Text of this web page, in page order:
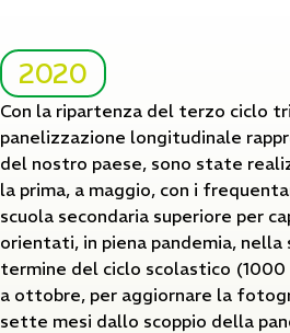
2020
Con la ripartenza del terzo ciclo
panelizzazione longitudinale
del nostro paese, sono state
la prima, a maggio, con i
scuola secondaria superiore per
orientati, in piena pandemia,
termine del ciclo scolastico
a ottobre, per aggiornare la
sette mesi dallo scoppio della